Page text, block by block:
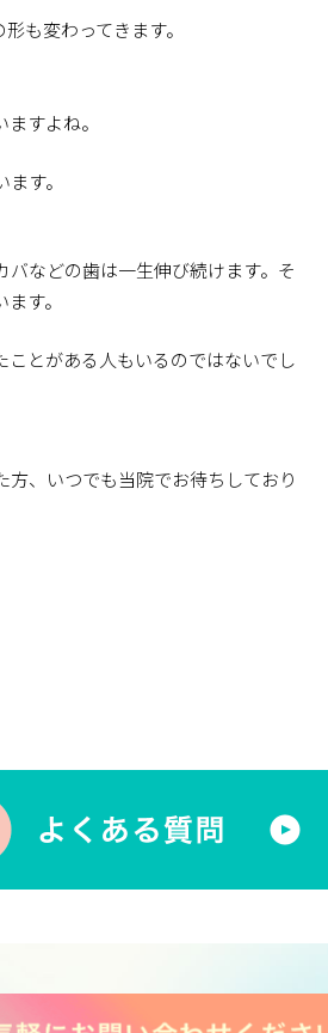
も変わってきます。
すよね。
す。
などの歯は一生伸び続けます。そ
す。
とがある人もいるのではないでし
、いつでも当院でお待ちしており